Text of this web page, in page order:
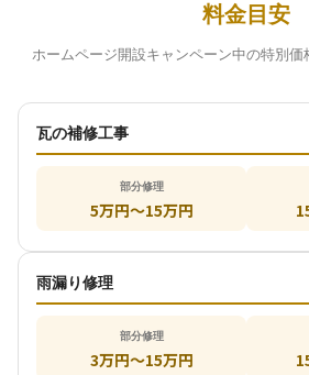
料金目安
ホームページ開設キャンペーン中の特別
瓦の補修工事
部分修理
5万円〜15万円
雨漏り修理
部分修理
3万円～15万円